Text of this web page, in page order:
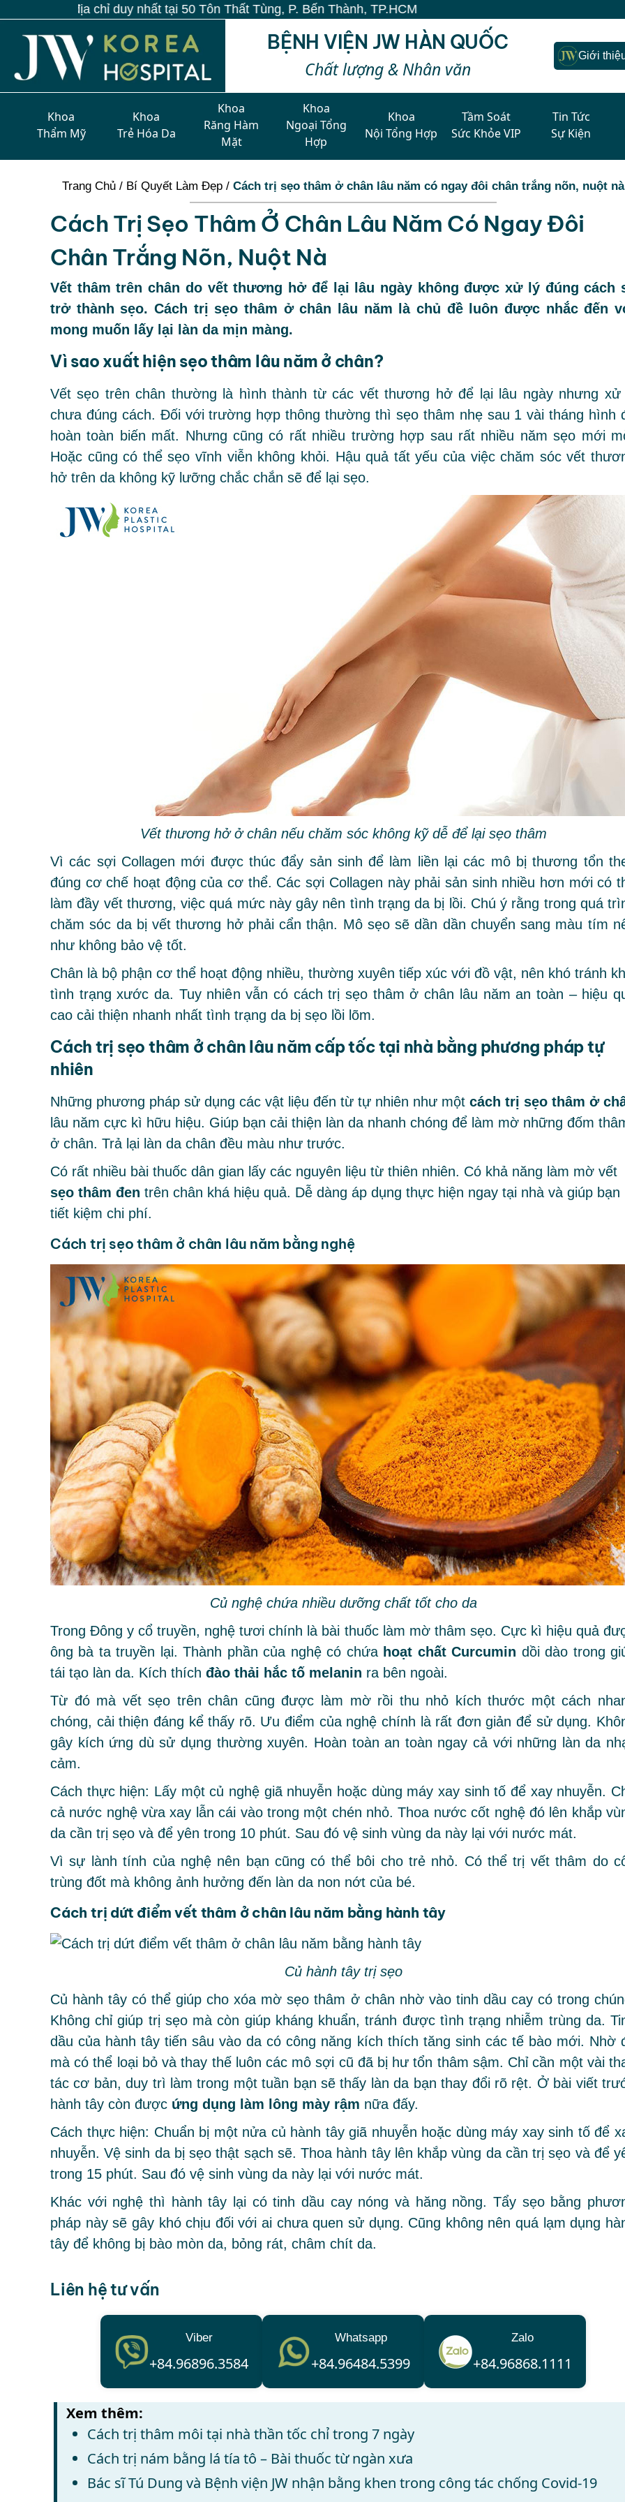
nhất tại 50 Tôn Thất Tùng, P. Bến Thành, TP.HCM
BỆNH VIỆN JW HÀN QUỐC
Chất lượng & Nhân văn
Giới
Khoa
Thẩm Mỹ
Khoa
Trẻ Hóa Da
Khoa
Răng Hàm
Mặt
Khoa
Ngoại Tổng
Hợp
Khoa
Nội Tổng Hợp
Tầm Soát
Sức Khỏe VIP
Tin Tức
Sự Kiện
Trang Chủ / Bí Quyết Làm Đẹp / Cách trị sẹo thâm ở chân lâu năm có ngay đôi chân trắng nõn, nuột nà
Cách Trị Sẹo Thâm Ở Chân Lâu Năm Có Ngay Đôi
Chân Trắng Nõn, Nuột Nà
Vết thâm trên chân do vết thương hở để lại lâu ngày không được xử lý đúng cách
trở thành sẹo. Cách trị sẹo thâm ở chân lâu năm là chủ đề luôn được nhắc đến
mong muốn lấy lại làn da mịn màng.
Vì sao xuất hiện sẹo thâm lâu năm ở chân?
Vết sẹo trên chân thường là hình thành từ các vết thương hở để lại lâu ngày nhưng xử
chưa đúng cách. Đối với trường hợp thông thường thì sẹo thâm nhẹ sau 1 vài tháng hình
hoàn toàn biến mất. Nhưng cũng có rất nhiều trường hợp sau rất nhiều năm sẹo mới
Hoặc cũng có thể sẹo vĩnh viễn không khỏi. Hậu quả tất yếu của việc chăm sóc vết
hở trên da không kỹ lưỡng chắc chắn sẽ để lại sẹo.
Vết thương hở ở chân nếu chăm sóc không kỹ dễ để lại sẹo thâm
Vì các sợi Collagen mới được thúc đẩy sản sinh để làm liền lại các mô bị thương tổn
đúng cơ chế hoạt động của cơ thể. Các sợi Collagen này phải sản sinh nhiều hơn mới có
làm đầy vết thương, việc quá mức này gây nên tình trạng da bị lồi. Chú ý rằng trong quá
chăm sóc da bị vết thương hở phải cẩn thận. Mô sẹo sẽ dần dần chuyển sang màu tím
như không bảo vệ tốt.
Chân là bộ phận cơ thể hoạt động nhiều, thường xuyên tiếp xúc với đồ vật, nên khó tránh
tình trạng xước da. Tuy nhiên vẫn có cách trị sẹo thâm ở chân lâu năm an toàn – hiệu
cao cải thiện nhanh nhất tình trạng da bị sẹo lồi lõm.
Cách trị sẹo thâm ở chân lâu năm cấp tốc tại nhà bằng phương pháp tự
nhiên
Những phương pháp sử dụng các vật liệu đến từ tự nhiên như một cách trị sẹo thâm ở
lâu năm cực kì hữu hiệu. Giúp bạn cải thiện làn da nhanh chóng để làm mờ những đốm
ở chân. Trả lại làn da chân đều màu như trước.
Có rất nhiều bài thuốc dân gian lấy các nguyên liệu từ thiên nhiên. Có khả năng làm mờ vết
sẹo thâm đen trên chân khá hiệu quả. Dễ dàng áp dụng thực hiện ngay tại nhà và giúp bạn
tiết kiệm chi phí.
Cách trị sẹo thâm ở chân lâu năm bằng nghệ
Củ nghệ chứa nhiều dưỡng chất tốt cho da
Trong Đông y cổ truyền, nghệ tươi chính là bài thuốc làm mờ thâm sẹo. Cực kì hiệu quả
ông bà ta truyền lại. Thành phần của nghệ có chứa hoạt chất Curcumin dồi dào trong
tái tạo làn da. Kích thích đào thải hắc tố melanin ra bên ngoài.
Từ đó mà vết sẹo trên chân cũng được làm mờ rồi thu nhỏ kích thước một cách
chóng, cải thiện đáng kể thấy rõ. Ưu điểm của nghệ chính là rất đơn giản để sử dụng.
gây kích ứng dù sử dụng thường xuyên. Hoàn toàn an toàn ngay cả với những làn da
cảm.
Cách thực hiện: Lấy một củ nghệ giã nhuyễn hoặc dùng máy xay sinh tố để xay nhuyễn.
cả nước nghệ vừa xay lẫn cái vào trong một chén nhỏ. Thoa nước cốt nghệ đó lên khắp
da cần trị sẹo và để yên trong 10 phút. Sau đó vệ sinh vùng da này lại với nước mát.
Vì sự lành tính của nghệ nên bạn cũng có thể bôi cho trẻ nhỏ. Có thể trị vết thâm do
trùng đốt mà không ảnh hưởng đến làn da non nớt của bé.
Cách trị dứt điểm vết thâm ở chân lâu năm bằng hành tây
Củ hành tây trị sẹo
Củ hành tây có thể giúp cho xóa mờ sẹo thâm ở chân nhờ vào tinh dầu cay có trong
Không chỉ giúp trị sẹo mà còn giúp kháng khuẩn, tránh được tình trạng nhiễm trùng da.
dầu của hành tây tiến sâu vào da có công năng kích thích tăng sinh các tế bào mới. Nhờ
mà có thể loại bỏ và thay thế luôn các mô sợi cũ đã bị hư tổn thâm sậm. Chỉ cần một vài
tác cơ bản, duy trì làm trong một tuần bạn sẽ thấy làn da bạn thay đổi rõ rệt. Ở bài viết
hành tây còn được ứng dụng làm lông mày rậm nữa đấy.
Cách thực hiện: Chuẩn bị một nửa củ hành tây giã nhuyễn hoặc dùng máy xay sinh tố để
nhuyễn. Vệ sinh da bị sẹo thật sạch sẽ. Thoa hành tây lên khắp vùng da cần trị sẹo và để
trong 15 phút. Sau đó vệ sinh vùng da này lại với nước mát.
Khác với nghệ thì hành tây lại có tinh dầu cay nóng và hăng nồng. Tẩy sẹo bằng
pháp này sẽ gây khó chịu đối với ai chưa quen sử dụng. Cũng không nên quá lạm dụng
tây để không bị bào mòn da, bỏng rát, châm chít da.
Liên hệ tư vấn
Viber
+84.96896.3584
Whatsapp
+84.96484.5399
Zalo
+84.96868.1111
Xem thêm:
Cách trị thâm môi tại nhà thần tốc chỉ trong 7 ngày
Cách trị nám bằng lá tía tô – Bài thuốc từ ngàn xưa
Bác sĩ Tú Dung và Bệnh viện JW nhận bằng khen trong công tác chống Covid-19